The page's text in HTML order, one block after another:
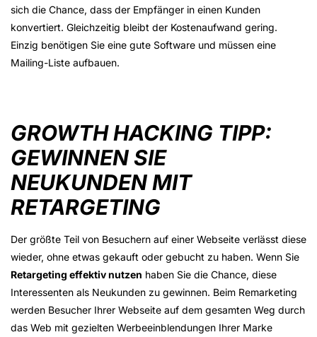
sich die Chance, dass der Empfänger in einen Kunden
konvertiert. Gleichzeitig bleibt der Kostenaufwand gering.
Einzig benötigen Sie eine gute Software und müssen eine
Mailing-Liste aufbauen.
GROWTH HACKING TIPP:
GEWINNEN SIE
NEUKUNDEN MIT
RETARGETING
Der größte Teil von Besuchern auf einer Webseite verlässt diese
wieder, ohne etwas gekauft oder gebucht zu haben. Wenn Sie
Retargeting effektiv nutzen haben Sie die Chance, diese
Interessenten als Neukunden zu gewinnen. Beim Remarketing
werden Besucher Ihrer Webseite auf dem gesamten Weg durch
das Web mit gezielten Werbeeinblendungen Ihrer Marke